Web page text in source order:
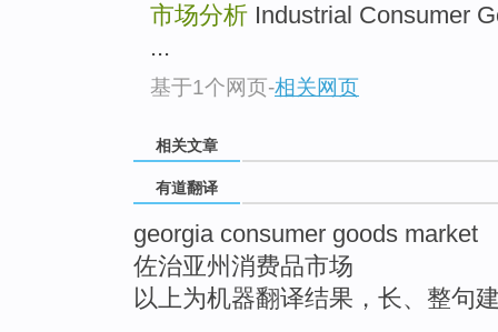
市场分析 Industrial Consumer
...
基于1个网页-相关网页
相关文章
有道翻译
georgia consumer goods market
佐治亚州消费品市场
以上为机器翻译结果，长、整句